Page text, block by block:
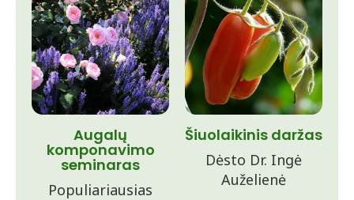
Augalų
komponavimo
seminaras
Populiariausias
Šiuolaikinis daržas
Dėsto Dr. Ingė
Auželienė